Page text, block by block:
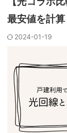
最安値を計
2024-01-19